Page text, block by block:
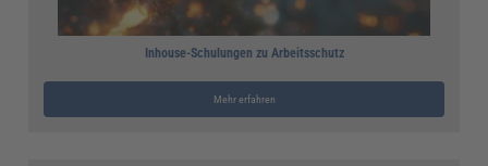
Inhouse-Schulungen zu Arbeitsschutz
Mehr erfahren